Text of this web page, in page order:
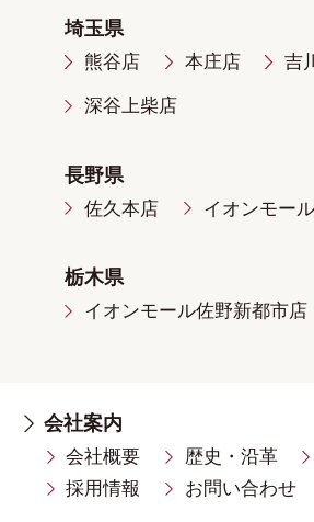
埼玉県
熊谷店 本庄店 吉
深谷上柴店
長野県
佐久本店 イオンモー
栃木県
イオンモール佐野新都市店
会社案内
会社概要 歴史・沿革
採用情報
お問い合わせ